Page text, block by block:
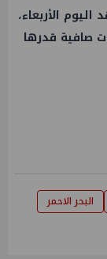
الأربعاء،
صافية قدرها
البحر الاحمر